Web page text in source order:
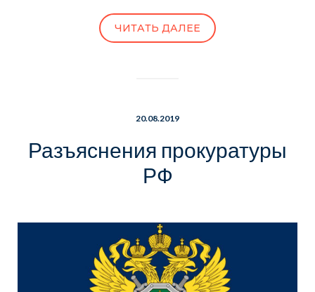
ЧИТАТЬ ДАЛЕЕ
20.08.2019
Разъяснения прокуратуры
РФ